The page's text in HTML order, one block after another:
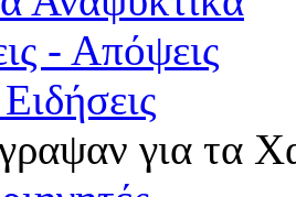
- Απόψεις
για τα